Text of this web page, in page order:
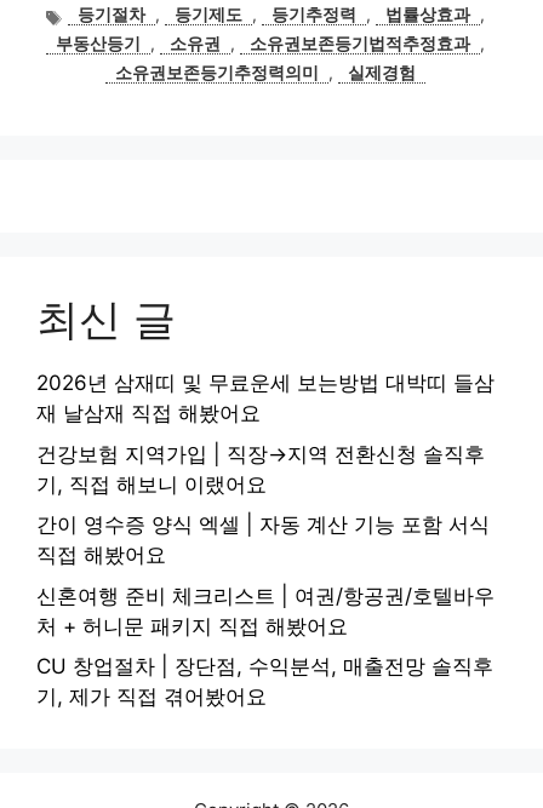
고
리
태
그
등기절차 , 등기제도 , 등기추정력 , 법률상효과 ,
부동산등기
, 소유권 , 소유권보존등기법적추정효과 ,
소유권보존등기추정력의미
, 실제경험
최신 글
2026년 삼재띠 및 무료운세 보는방법 대박띠 들삼
재 날삼재 직접 해봤어요
건강보험 지역가입 | 직장→지역 전환신청 솔직후
기, 직접 해보니 이랬어요
간이 영수증 양식 엑셀 | 자동 계산 기능 포함 서식
직접 해봤어요
신혼여행 준비 체크리스트 | 여권/항공권/호텔바우
처 + 허니문 패키지 직접 해봤어요
CU 창업절차 | 장단점, 수익분석, 매출전망 솔직후
기, 제가 직접 겪어봤어요